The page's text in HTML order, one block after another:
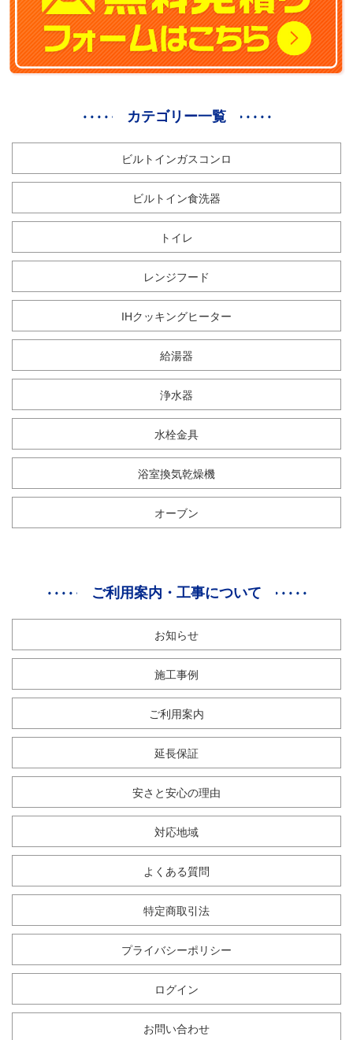
カテゴリー一覧
ビルトインガスコンロ
ビルトイン食洗器
トイレ
レンジフード
IHクッキングヒーター
給湯器
浄水器
水栓金具
浴室換気乾燥機
オーブン
ご利用案内・工事について
お知らせ
施工事例
ご利用案内
延長保証
安さと安心の理由
対応地域
よくある質問
特定商取引法
プライバシーポリシー
ログイン
お問い合わせ